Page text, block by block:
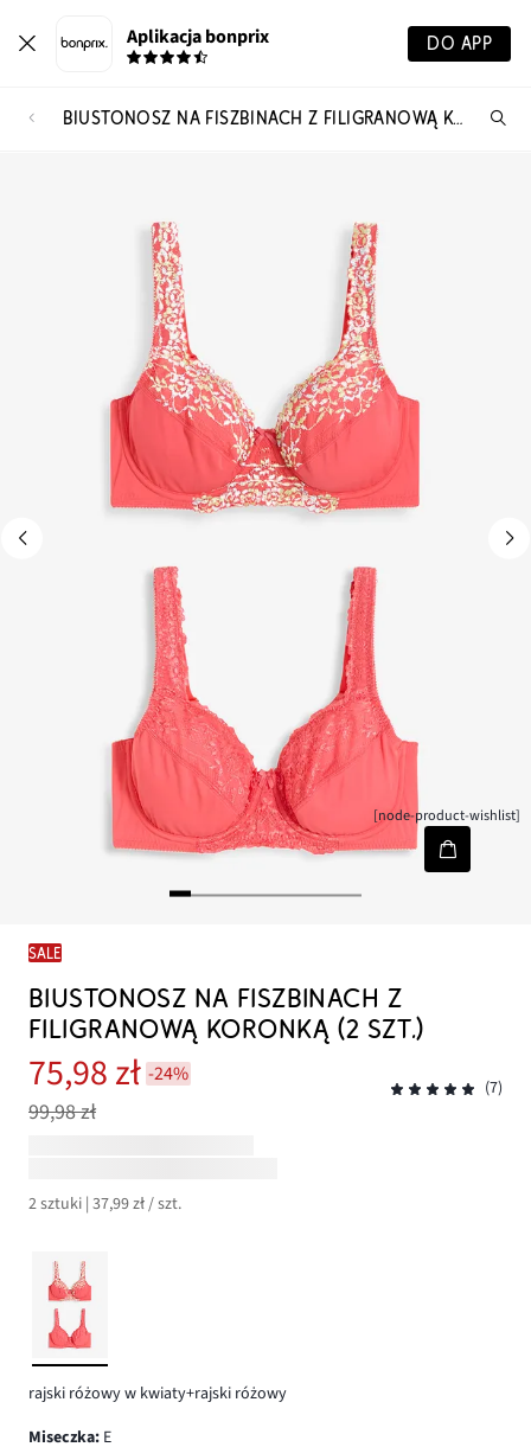
Aplikacja bonprix DO APP
BIUSTONOSZ NA FISZBINACH Z FILIGRANOWĄ KORONKĄ (2 SZT.)
[node-product-wishlist]
SALE
BIUSTONOSZ NA FISZBINACH Z
FILIGRANOWĄ KORONKĄ (2 SZT.)
75,98 zł -24%
99,98 zł
(7)
2 sztuki | 37,99 zł / szt.
rajski różowy w kwiaty+rajski różowy
Miseczka: E